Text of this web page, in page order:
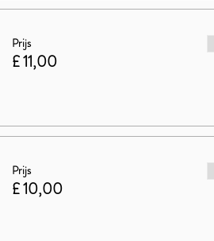
Prijs
£ 11,00
Prijs
£ 10,00